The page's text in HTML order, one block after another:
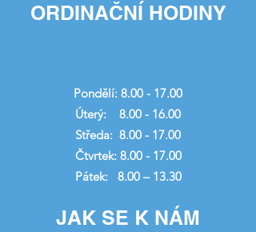
ORDINAČNÍ HODINY
Pondělí: 8.00 - 17.00
Úterý: 8.00 - 16.00
Středa: 8.00 - 17.00
Čtvrtek: 8.00 - 17.00
Pátek: 8.00 – 13.30
JAK SE K NÁM